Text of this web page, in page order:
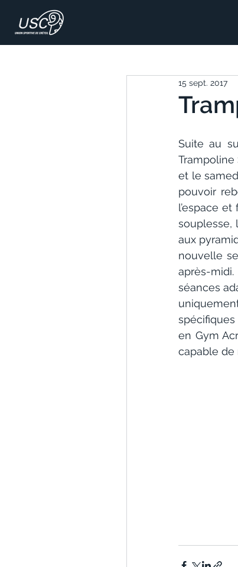
15 sept. 2017
Suite au
Trampoline
et le
pouvoir
l’espace
souplesse,
aux
nouvelle
après-
séances
en Gym
capable de